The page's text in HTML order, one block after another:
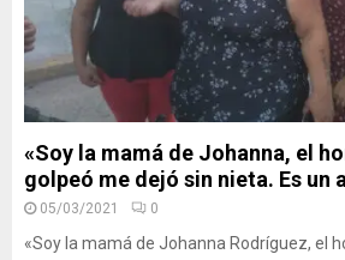
«Soy la mamá de Johanna, el
golpeó me dejó sin nieta. Es un
05/03/2021 0
«Soy la mamá de Johanna Rodríguez, el